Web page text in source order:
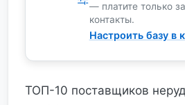
— платите только
контакты.
Настроить базу в
ТОП-10 поставщиков